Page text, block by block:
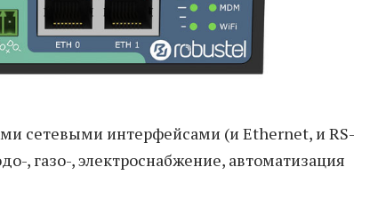
сетевыми интерфейсами (и Ethernet, и RS-
, газо-, электроснабжение, автоматизация